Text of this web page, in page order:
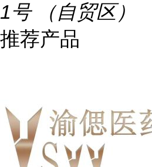
1号 （自贸区）
推荐产品